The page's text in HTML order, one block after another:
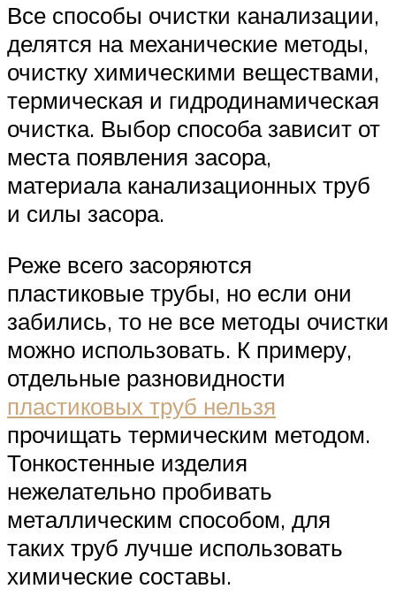
Все способы очистки канализации,
делятся на механические методы,
очистку химическими веществами,
термическая и гидродинамическая
очистка. Выбор способа зависит от
места появления засора,
материала канализационных труб
и силы засора.
Реже всего засоряются
пластиковые трубы, но если они
забились, то не все методы очистки
можно использовать. К примеру,
отдельные разновидности
пластиковых труб нельзя
прочищать термическим методом.
Тонкостенные изделия
нежелательно пробивать
металлическим способом, для
таких труб лучше использовать
химические составы.